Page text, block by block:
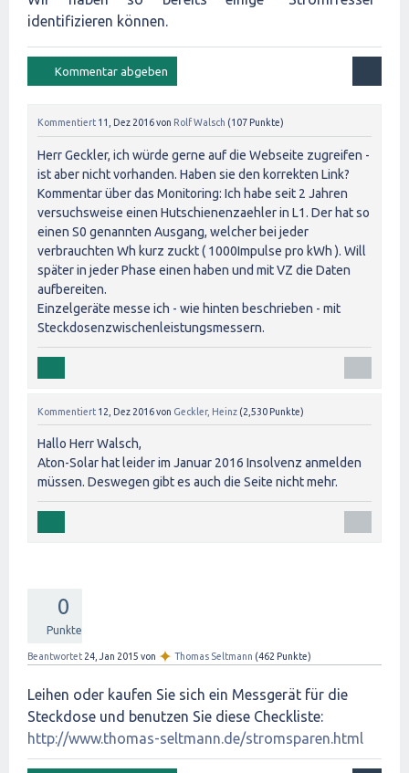
identifizieren können.
Kommentiert 11, Dez 2016von Rolf Walsch (107 Punkte)
Herr Geckler, ich würde gerne auf die Webseite zugreifen -
ist aber nicht vorhanden. Haben sie den korrekten Link?
Kommentar über das Monitoring: Ich habe seit 2 Jahren
versuchsweise einen Hutschienenzaehler in L1. Der hat so
einen S0 genannten Ausgang, welcher bei jeder
verbrauchten Wh kurz zuckt ( 1000Impulse pro kWh ). Will
später in jeder Phase einen haben und mit VZ die Daten
aufbereiten.
Einzelgeräte messe ich - wie hinten beschrieben - mit
Steckdosenzwischenleistungsmessern.
Kommentiert 12, Dez 2016von Geckler, Heinz (2,530 Punkte)
Hallo Herr Walsch,
Aton-Solar hat leider im Januar 2016 Insolvenz anmelden
müssen. Deswegen gibt es auch die Seite nicht mehr.
0
Punkte
Beantwortet 24, Jan 2015 von ✦ Thomas Seltmann (462 Punkte)
Leihen oder kaufen Sie sich ein Messgerät für die
Steckdose und benutzen Sie diese Checkliste:
http://www.thomas-seltmann.de/stromsparen.html